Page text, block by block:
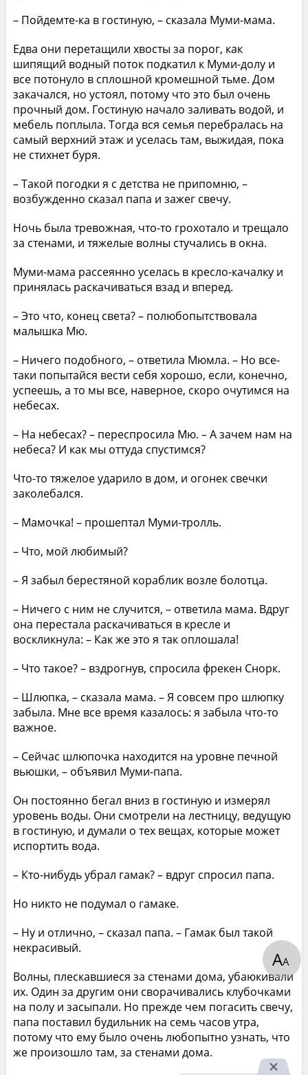
– Пойдемте-ка в гостиную, – сказала Муми-мама.
Едва они перетащили хвосты за порог, как
шипящий водный поток подкатил к Муми-долу и
все потонуло в сплошной кромешной тьме. Дом
закачался, но устоял, потому что это был очень
прочный дом. Гостиную начало заливать водой, и
мебель поплыла. Тогда вся семья перебралась на
самый верхний этаж и уселась там, выжидая, пока
не стихнет буря.
– Такой погодки я с детства не припомню, –
возбужденно сказал папа и зажег свечу.
Ночь была тревожная, что-то грохотало и трещало
за стенами, и тяжелые волны стучались в окна.
Муми-мама рассеянно уселась в кресло-качалку и
принялась раскачиваться взад и вперед.
– Это что, конец света? – полюбопытствовала
малышка Мю.
– Ничего подобного, – ответила Мюмла. – Но все-
таки попытайся вести себя хорошо, если, конечно,
успеешь, а то мы все, наверное, скоро очутимся на
небесах.
– На небесах? – переспросила Мю. – А зачем нам на
небеса? И как мы оттуда спустимся?
Что-то тяжелое ударило в дом, и огонек свечки
заколебался.
– Мамочка! – прошептал Муми-тролль.
– Что, мой любимый?
– Я забыл берестяной кораблик возле болотца.
– Ничего с ним не случится, – ответила мама. Вдруг
она перестала раскачиваться в кресле и
воскликнула: – Как же это я так оплошала!
– Что такое? – вздрогнув, спросила фрекен Снорк.
– Шлюпка, – сказала мама. – Я совсем про шлюпку
забыла. Мне все время казалось: я забыла что-то
важное.
– Сейчас шлюпочка находится на уровне печной
вьюшки, – объявил Муми-папа.
Он постоянно бегал вниз в гостиную и измерял
уровень воды. Они смотрели на лестницу, ведущую
в гостиную, и думали о тех вещах, которые может
испортить вода.
– Кто-нибудь убрал гамак? – вдруг спросил папа.
Но никто не подумал о гамаке.
– Ну и отлично, – сказал папа. – Гамак был такой
некрасивый.
Волны, плескавшиеся за стенами дома, убаюкивали
их. Один за другим они сворачивались клубочками
на полу и засыпали. Но прежде чем погасить свечу,
папа поставил будильник на семь часов утра,
потому что ему было очень любопытно узнать, что
же произошло там, за стенами дома.
АА